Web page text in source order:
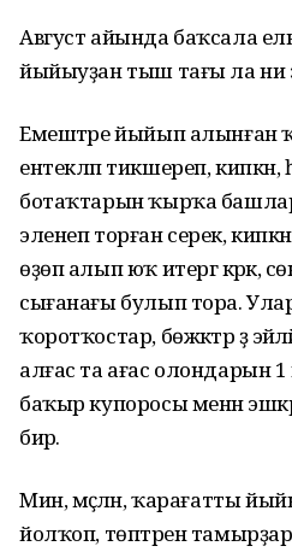
Август айында баҡсала
йыйыуҙан тыш тағы ла ни
Емештәре йыйып алынған
ентекләп тикшереп,
ботаҡтарын ҡырҡа
эленеп торған серек,
өҙөп алып юҡ итергә кәрәк,
сығанағы булып тора.
ҡоротҡостар, бөжәктәр ҙә
алғас та ағас олондарын
баҡыр купоросы менән
бирә.
Мин, мәҫәлән, ҡарағатты
йолҡоп, төптәрен